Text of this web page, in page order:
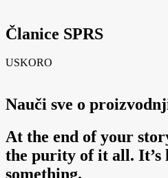
Članice SPRS
USKORO
Nauči sve o
At the end of your
the purity of it all.
something.